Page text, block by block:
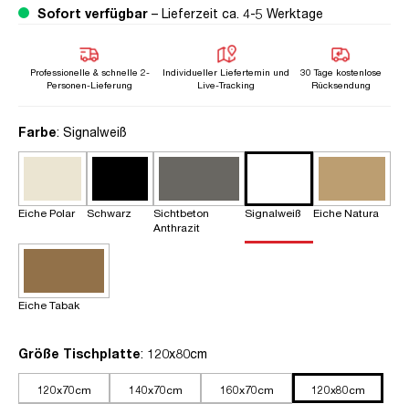
Sofort verfügbar – Lieferzeit ca. 4-5 Werktage
Professionelle & schnelle 2-
Personen-Lieferung
Individueller Liefertemin und
Live-Tracking
30 Tage kostenlose
Rücksendung
Farbeauswählen
: Signalweiß
Eiche Polar Schwarz
Sichtbeton
Anthrazit
Signalweiß Eiche Natura
Eiche Tabak
Größe Tischplatteauswählen
: 120x80cm
120x70cm 140x70cm 160x70cm 120x80cm